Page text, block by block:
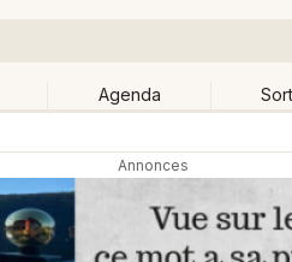
Agenda
Publier un événement
Quand ?